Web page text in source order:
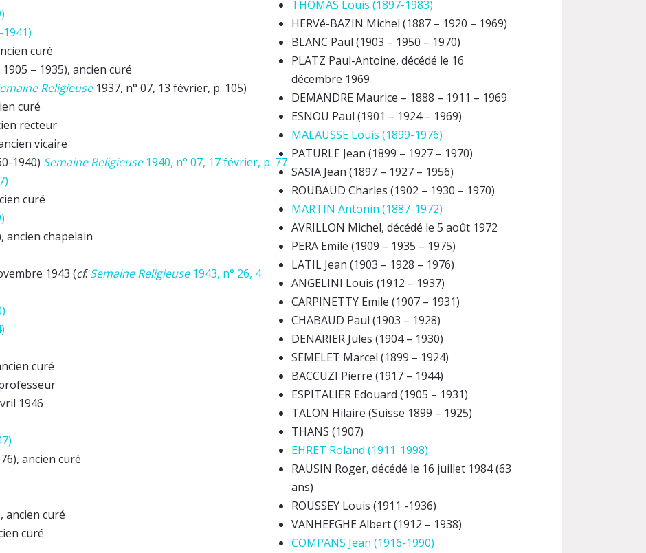
curé
– 1935), ancien curé
Religieuse1937, n° 07, 13 février, p. 105)
curé
recteur
vicaire
1940) Semaine Religieuse1940, n° 07, 17 février, p. 77
curé
ancien chapelain
1943 (cf.Semaine Religieuse1943, n° 26, 4
curé
1946
ancien curé
ancien curé
curé
THOMAS Louis (1897-1983)
HERVé-BAZIN Michel (1887 – 1920 – 1969)
BLANC Paul (1903 – 1950 – 1970)
PLATZ Paul-Antoine, décédé le 16
décembre 1969
DEMANDRE Maurice – 1888 – 1911 – 1969
ESNOU Paul (1901 – 1924 – 1969)
MALAUSSE Louis (1899-1976)
PATURLE Jean (1899 – 1927 – 1970)
SASIA Jean (1897 – 1927 – 1956)
ROUBAUD Charles (1902 – 1930 – 1970)
MARTIN Antonin (1887-1972)
AVRILLON Michel, décédé le 5 août 1972
PERA Emile (1909 – 1935 – 1975)
LATIL Jean (1903 – 1928 – 1976)
ANGELINI Louis (1912 – 1937)
CARPINETTY Emile (1907 – 1931)
CHABAUD Paul (1903 – 1928)
DENARIER Jules (1904 – 1930)
SEMELET Marcel (1899 – 1924)
BACCUZI Pierre (1917 – 1944)
ESPITALIER Edouard (1905 – 1931)
TALON Hilaire (Suisse 1899 – 1925)
THANS (1907)
EHRET Roland (1911-1998)
RAUSIN Roger, décédé le 16 juillet 1984 (63
ans)
ROUSSEY Louis (1911 -1936)
VANHEEGHE Albert (1912 – 1938)
COMPANS Jean (1916-1990)